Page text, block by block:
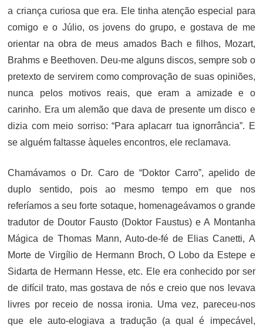
a criança curiosa que era. Ele tinha atenção especial para
comigo e o Júlio, os jovens do grupo, e gostava de me
orientar na obra de meus amados Bach e filhos, Mozart,
Brahms e Beethoven. Deu-me alguns discos, sempre sob o
pretexto de servirem como comprovação de suas opiniões,
nunca pelos motivos reais, que eram a amizade e o
carinho. Era um alemão que dava de presente um disco e
dizia com meio sorriso: “Para aplacarr tua ignorrância”. E
se alguém faltasse àqueles encontros, ele reclamava.
Chamávamos o Dr. Caro de “Doktor Carro”, apelido de
duplo sentido, pois ao mesmo tempo em que nos
referíamos a seu forte sotaque, homenageávamos o grande
tradutor de Doutor Fausto (Doktor Faustus) e A Montanha
Mágica de Thomas Mann, Auto-de-fé de Elias Canetti, A
Morte de Virgílio de Hermann Broch, O Lobo da Estepe e
Sidarta de Hermann Hesse, etc. Ele era conhecido por ser
de difícil trato, mas gostava de nós e creio que nos levava
livres por receio de nossa ironia. Uma vez, pareceu-nos
que ele auto-elogiava a tradução (a qual é impecável,